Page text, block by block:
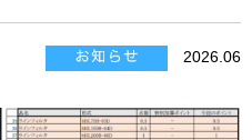
2026.06